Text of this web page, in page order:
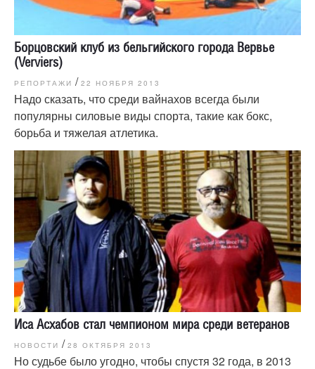
Борцовский клуб из бельгийского города Вервье
(Verviers)
РЕПОРТАЖИ / 22 НОЯБРЯ 2013
Надо сказать, что среди вайнахов всегда были
популярны силовые виды спорта, такие как бокс,
борьба и тяжелая атлетика.
Иса Асхабов стал чемпионом мира среди ветеранов
НОВОСТИ / 28 ОКТЯБРЯ 2013
Но судьбе было угодно, чтобы спустя 32 года, в 2013